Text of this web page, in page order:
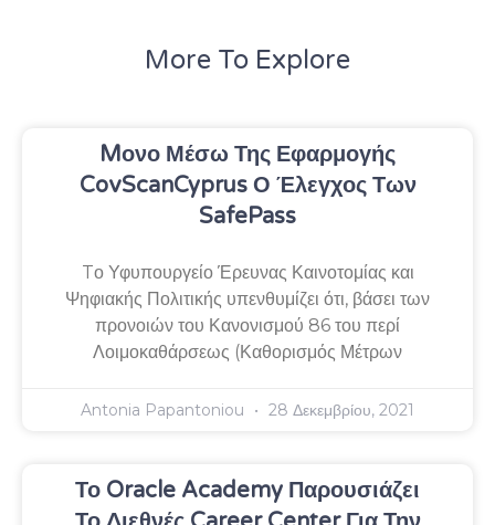
More To Explore
Mονο Μέσω Της Εφαρμογής
CovScanCyprus Ο Έλεγχος Των
SafePass
Tο Υφυπουργείο Έρευνας Καινοτομίας και
Ψηφιακής Πολιτικής υπενθυμίζει ότι, βάσει των
προνοιών του Κανονισμού 86 του περί
Λοιμοκαθάρσεως (Καθορισμός Μέτρων
Antonia Papantoniou 28 Δεκεμβρίου, 2021
Το Oracle Academy Παρουσιάζει